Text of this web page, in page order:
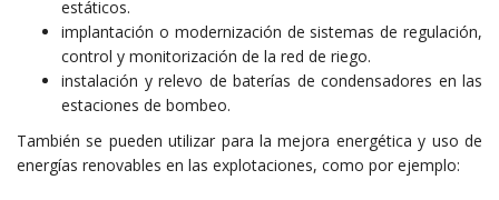
estáticos.
implantación o modernización de sistemas de regulación,
control y monitorización de la red de riego.
instalación y relevo de baterías de condensadores en las
estaciones de bombeo.
También se pueden utilizar para la mejora energética y uso de
energías renovables en las explotaciones, como por ejemplo: